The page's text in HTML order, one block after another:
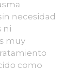
necesidad
ni
muy
como